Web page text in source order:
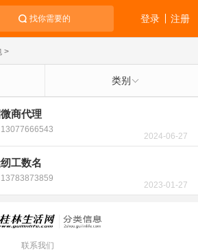
找你需要的 注册
登录
>
类别
商代理
电话：13077666543
2024-06-27
工数名
电话：13783873859
2023-01-27
联系我们